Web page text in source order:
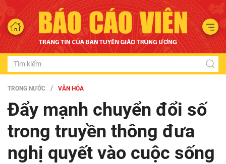
TRONG NƯỚC VĂN HÓA
Đẩy mạnh chuyển đổi số
trong truyền thông đưa
nghị quyết vào cuộc sống